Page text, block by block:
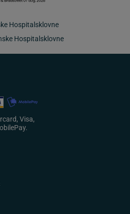
Hospitalsklovne
Visa,